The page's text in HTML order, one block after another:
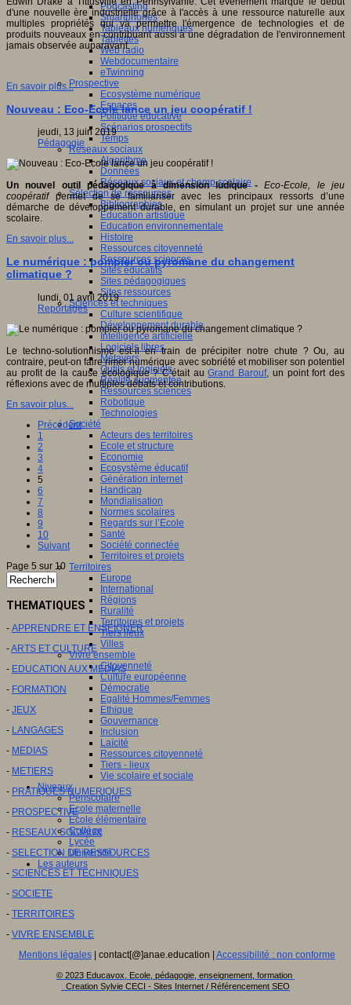
Podcasting
Smartphones
Tableaux numériques
Tablettes
Web radio
Webdocumentaire
eTwinning
Prospective
Ecosystème numérique
Espaces
Politique éducative
Scénarios prospectifs
Temps
Réseaux sociaux
Algorithme
Données
Réseaux sociaux et champ scolaire
Sélection de ressources
Bibliographies
Education artistique
Education environnementale
Histoire
Ressources citoyenneté
Ressources sciences
Sites éducatifs
Sites pédagogiques
Sites ressources
Sciences et techniques
Culture scientifique
Développement durable
Intelligence artificielle
Logiciels libres
Métavers
Outils et logiciels
Réalité augmentée
Ressources sciences
Robotique
Technologies
Société
Acteurs des territoires
Ecole et structure
Economie
Ecosystème éducatif
Génération internet
Handicap
Mondialisation
Normes scolaires
Regards sur l’Ecole
Santé
Société connectée
Territoires et projets
Territoires
Europe
International
Régions
Ruralité
Territoires et projets
Tiers lieux
Villes
Vivre ensemble
Citoyenneté
Culture européenne
Démocratie
Egalité Hommes/Femmes
Ethique
Gouvernance
Inclusion
Laïcité
Ressources citoyenneté
Tiers - lieux
Vie scolaire et sociale
Niveaux
Périscolaire
Ecole maternelle
Ecole élémentaire
Collège
Lycée
Université
Les auteurs
d'une nouvelle ère industrielle grâce à l'accès à une ressource naturelle aux
multiples propriétés qui va permettre l'émergence de technologies et de
produits nouveaux en contribuant aussi à une dégradation de l'environnement
jamais observée auparavant.
En savoir plus...
Nouveau : Eco-Ecole lance un jeu coopératif !
jeudi, 13 juin 2019
Pédagogie
Un nouvel outil pédagogique à dimension ludique -
Eco-Ecole, le jeu
coopératifpermet de se familiariser avec les principaux ressorts d’une
démarche de développement durable, en simulant un projet sur une année
scolaire.
En savoir plus...
Le numérique : pompier ou pyromane du changement
climatique ?
lundi, 01 avril 2019
Reportages
Le techno-solutionnisme est-il en train de précipiter notre chute ? Ou, au
contraire, peut-on faire rimer numérique avec sobriété et mobiliser son potentiel
au profit de la cause écologique ? C’était auGrand Barouf, un point fort des
réflexions avec de multiples débats et contributions.
En savoir plus...
Précédent
1
2
3
4
5
6
7
8
9
10
Suivant
Page 5 sur 10
THEMATIQUES
- APPRENDRE ET ENSEIGNER
-ARTS ET CULTURE
- EDUCATION AUX MEDIAS
- FORMATION
- JEUX
- LANGAGES
- MEDIAS
- METIERS
- PRATIQUES NUMERIQUES
- PROSPECTIVE
- RESEAUX SOCIAUX
- SELECTION DE RESSOURCES
- SCIENCES ET TECHNIQUES
- SOCIETE
- TERRITOIRES
- VIVRE ENSEMBLE
Mentions légales| contact[@]anae.education | Accessibilité : non conforme
© 2023 Educavox, Ecole, pédagogie, enseignement, formation
Creation Sylvie CECI - Sites Internet / Référencement SEO